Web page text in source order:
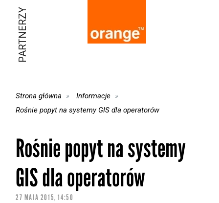
PARTNERZY
Strona główna
Informacje
Rośnie popyt na systemy GIS dla operatorów
Rośnie popyt na systemy
GIS dla operatorów
27 MAJA 2015, 14:50